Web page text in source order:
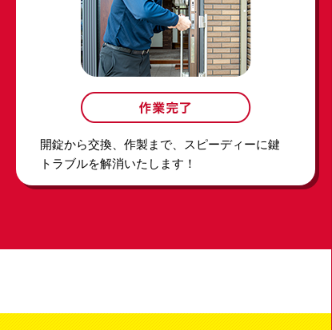
開錠から交換、作製まで、スピーディーに鍵
トラブルを解消いたします！